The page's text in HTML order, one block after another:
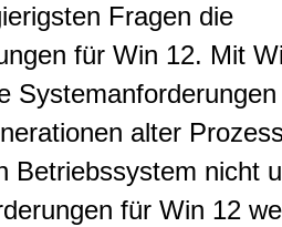
Fragen die
für Win 12. Mit
alter
Betriebssystem nicht
für Win 12